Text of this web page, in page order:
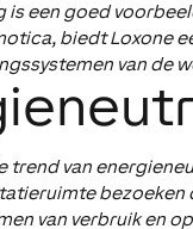
is een goed
biedt Loxone
van de
trend van
bezoeken
van verbruik en